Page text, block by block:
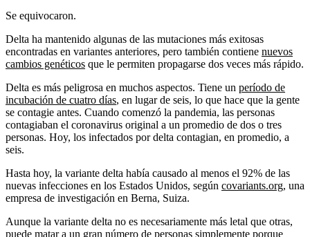
Se equivocaron.
Delta ha mantenido algunas de las mutaciones más exitosas
encontradas en variantes anteriores, pero también contiene nuevos
cambios genéticos que le permiten propagarse dos veces más rápido.
Delta es más peligrosa en muchos aspectos. Tiene un período de
incubación de cuatro días, en lugar de seis, lo que hace que la gente
se contagie antes. Cuando comenzó la pandemia, las personas
contagiaban el coronavirus original a un promedio de dos o tres
personas. Hoy, los infectados por delta contagian, en promedio, a
seis.
Hasta hoy, la variante delta había causado al menos el 92% de las
nuevas infecciones en los Estados Unidos, según covariants.org, una
empresa de investigación en Berna, Suiza.
Aunque la variante delta no es necesariamente más letal que otras,
puede matar a un gran número de personas simplemente porque